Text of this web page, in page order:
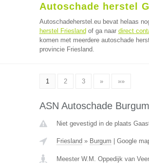
Autoschade herstel
Autoschadeherstel.eu bevat helaas
herstel Friesland of ga naar direct
komen met meerdere autoschade
provincie Friesland.
1 2 3 » »»
ASN Autoschade Burgum
Niet gevestigd in de plaats
Friesland » Burgum Google
Meester W.M. Oppedijk van